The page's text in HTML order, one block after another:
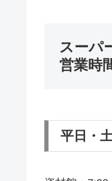
スーパ
営業時
平日・